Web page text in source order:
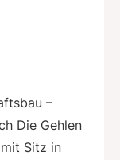
–
Die Gehlen
Sitz in